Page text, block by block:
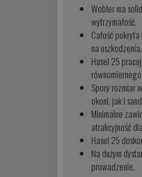
Wobler ma
wytrzymałość.
Całość
na uszkodzenia.
Hasel 25
Spory rozmiar
okoni, jak i
Minimalne
atrakcyjność
Hasel 25
Na dużym
prowadzenie.